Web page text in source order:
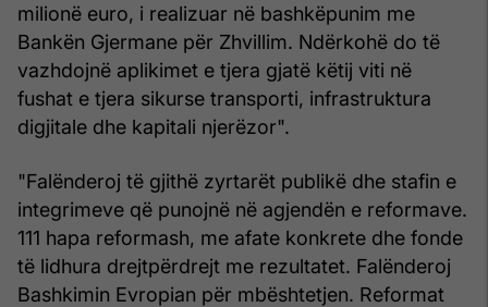
milionë euro, i realizuar në bashkëpunim me
Bankën Gjermane për Zhvillim. Ndërkohë do të
vazhdojnë aplikimet e tjera gjatë këtij viti në
fushat e tjera sikurse transporti, infrastruktura
digjitale dhe kapitali njerëzor".
"Falënderoj të gjithë zyrtarët publikë dhe stafin e
integrimeve që punojnë në agjendën e reformave.
111 hapa reformash, me afate konkrete dhe fonde
të lidhura drejtpërdrejt me rezultatet. Falënderoj
Bashkimin Evropian për mbështetjen. Reformat